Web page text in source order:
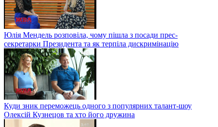
Юлія Мендель розповіла, чому пішла з посади прес-
секретарки Президента та як терпіла дискримінацію
Куди зник переможець одного з популярних талант-шоу
Олексій Кузнецов та хто його дружина